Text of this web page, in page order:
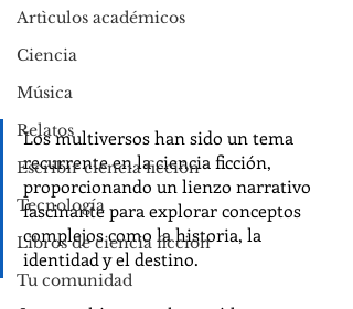
Artìculos académicos
Ciencia
Música
Relatos
Escribir ciencia ficción
Tecnología
Libros de ciencia ficción
Tu comunidad
Los multiversos han sido un tema
recurrente en la ciencia ficción,
proporcionando un lienzo narrativo
fascinante para explorar conceptos
complejos como la historia, la
identidad y el destino.